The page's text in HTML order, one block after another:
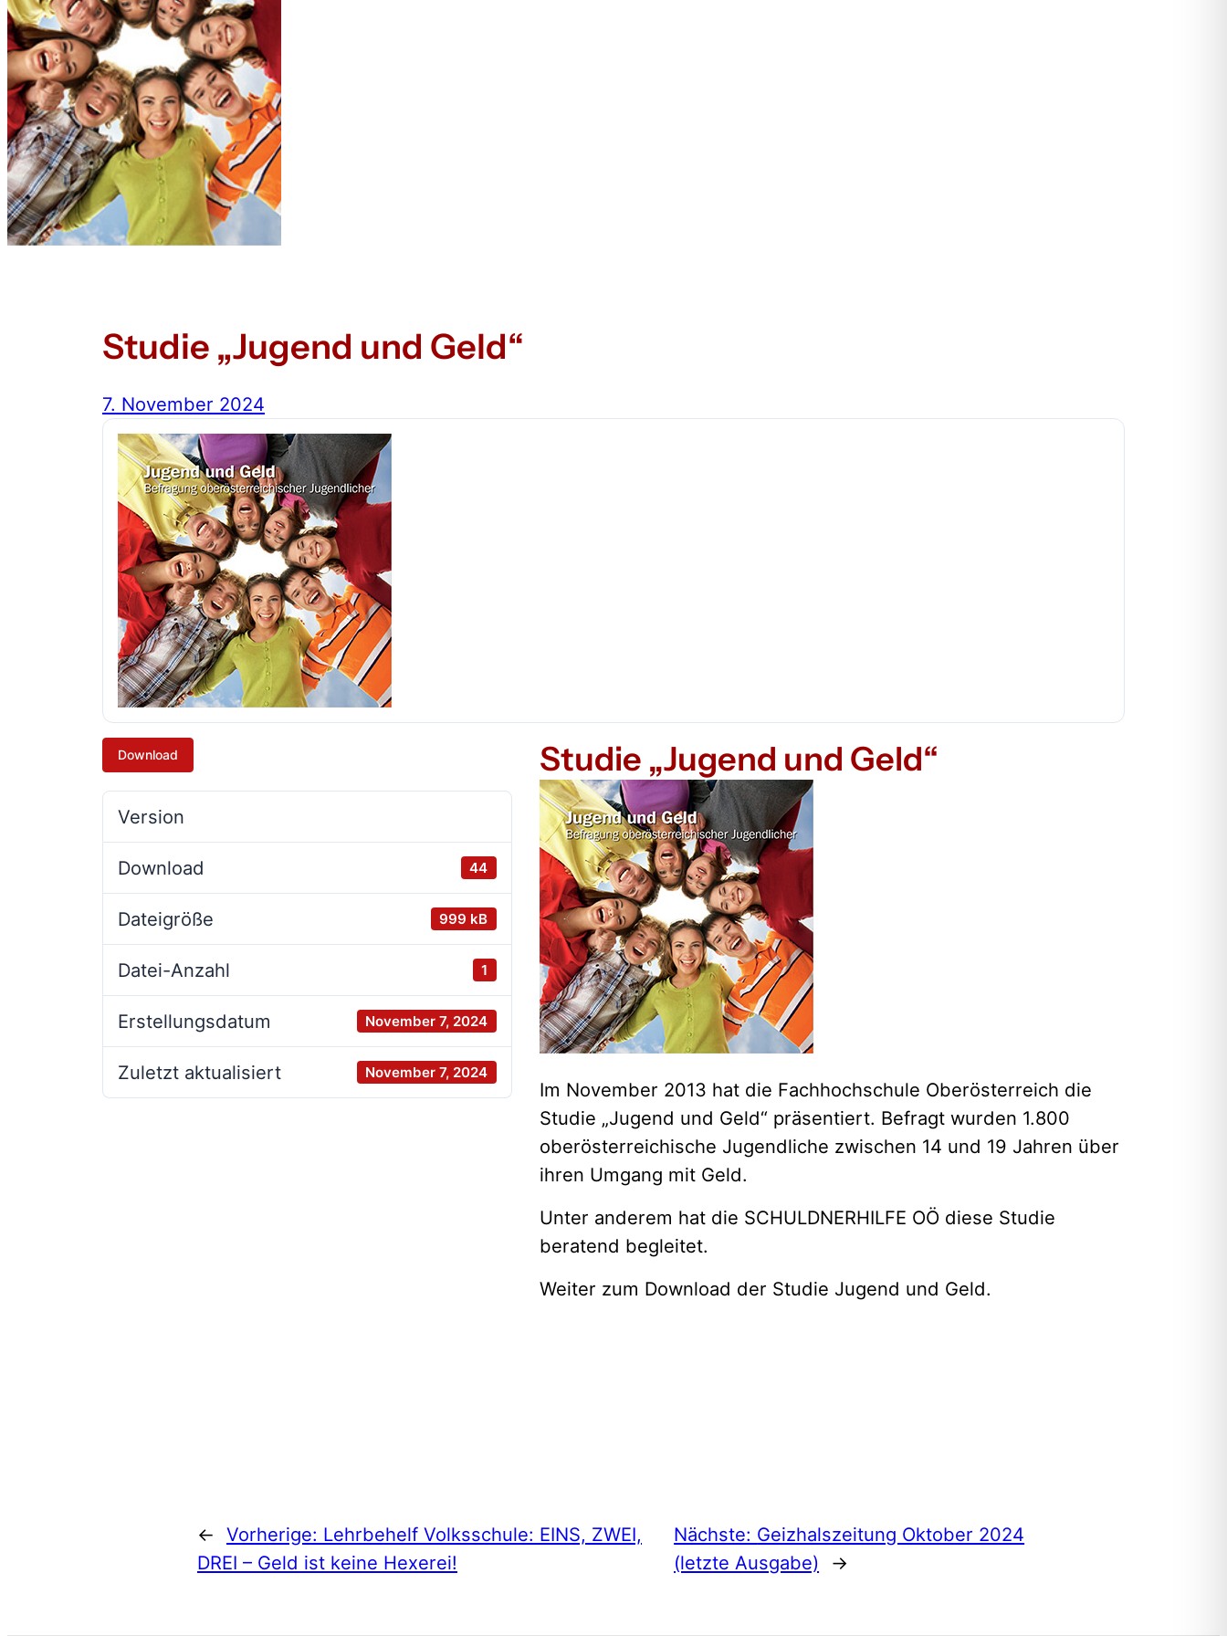
Studie „Jugend und Geld“
7. November 2024
Download
Version
Download 44
Dateigröße 999 kB
Datei-Anzahl 1
Erstellungsdatum November 7, 2024
Zuletzt aktualisiert November 7, 2024
Studie „Jugend und Geld“
Im November 2013 hat die Fachhochschule Oberösterreich die
Studie „Jugend und Geld“ präsentiert. Befragt wurden 1.800
oberösterreichische Jugendliche zwischen 14 und 19 Jahren über
ihren Umgang mit Geld.
Unter anderem hat die SCHULDNERHILFE OÖ diese Studie
beratend begleitet.
Weiter zum Download der Studie Jugend und Geld.
← Vorherige: Lehrbehelf Volksschule: EINS, ZWEI,
DREI – Geld ist keine Hexerei!
Nächste: Geizhalszeitung Oktober 2024
(letzte Ausgabe)
→